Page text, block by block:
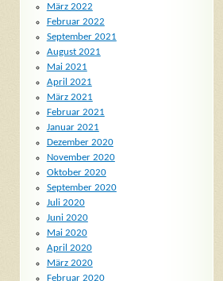
März 2022
Februar 2022
September 2021
August 2021
Mai 2021
April 2021
März 2021
Februar 2021
Januar 2021
Dezember 2020
November 2020
Oktober 2020
September 2020
Juli 2020
Juni 2020
Mai 2020
April 2020
März 2020
Februar 2020